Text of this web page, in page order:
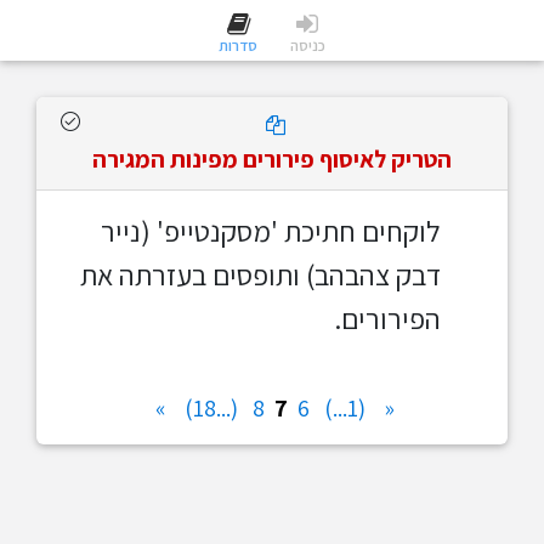
כניסה סדרות
הטריק לאיסוף פירורים מפינות המגירה
לוקחים חתיכת 'מסקנטייפ' (נייר
דבק צהבהב) ותופסים בעזרתה את
הפירורים.
«
(1...)
6
7
8
(...18)
»